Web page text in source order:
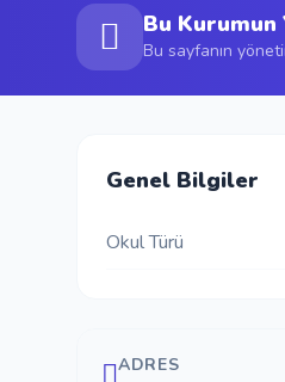
Bu
Bu sayfanın
Genel Bilgiler
Okul Türü
ADRES